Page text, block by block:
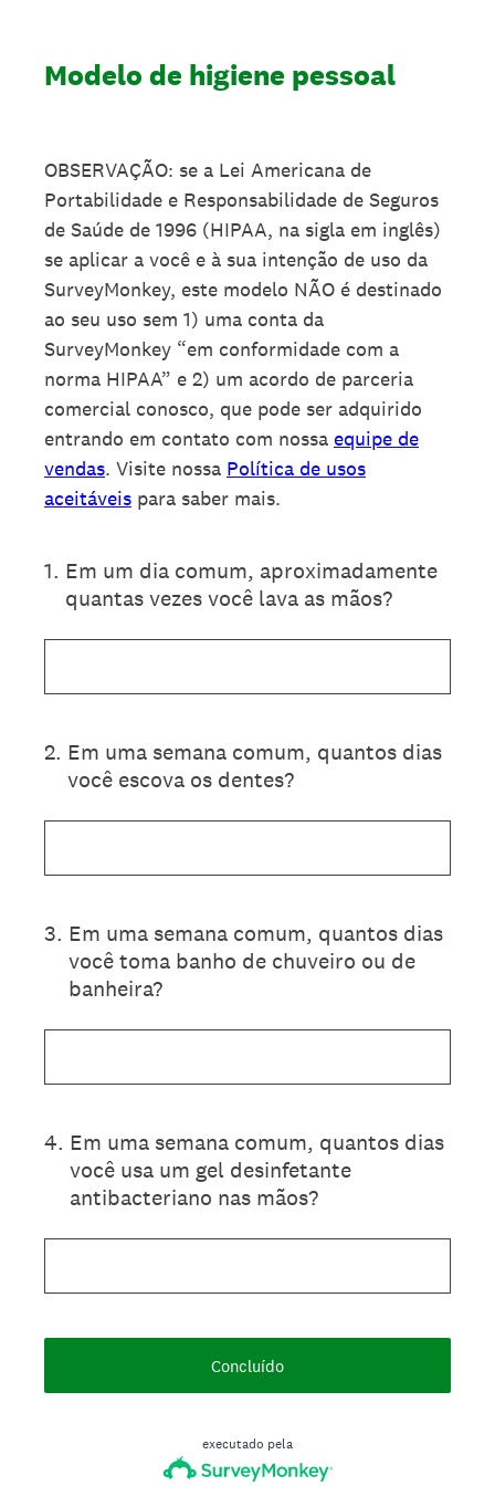
Modelo de higiene pessoal
OBSERVAÇÃO: se a Lei Americana de
Portabilidade e Responsabilidade de Seguros
de Saúde de 1996 (HIPAA, na sigla em inglês)
se aplicar a você e à sua intenção de uso da
SurveyMonkey, este modelo NÃO é destinado
ao seu uso sem 1) uma conta da
SurveyMonkey “em conformidade com a
norma HIPAA” e 2) um acordo de parceria
comercial conosco, que pode ser adquirido
entrando em contato com nossa equipe de
vendas. Visite nossa Política de usos
aceitáveis para saber mais.
1. Em um dia comum, aproximadamente
quantas vezes você lava as mãos?
2. Em uma semana comum, quantos dias
você escova os dentes?
3. Em uma semana comum, quantos dias
você toma banho de chuveiro ou de
banheira?
4. Em uma semana comum, quantos dias
você usa um gel desinfetante
antibacteriano nas mãos?
Concluído
executado pela